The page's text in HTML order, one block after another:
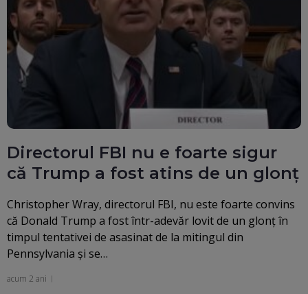
Directorul FBI nu e foarte sigur
că Trump a fost atins de un glonț
Christopher Wray, directorul FBI, nu este foarte convins
că Donald Trump a fost într-adevăr lovit de un glonţ în
timpul tentativei de asasinat de la mitingul din
Pennsylvania şi se…
acum 2 ani